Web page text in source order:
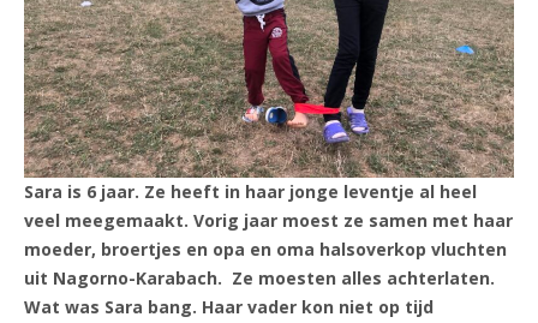
Sara is 6 jaar. Ze heeft in haar jonge leventje al heel
veel meegemaakt. Vorig jaar moest ze samen met haar
moeder, broertjes en opa en oma halsoverkop vluchten
uit Nagorno-Karabach. Ze moesten alles achterlaten.
Wat was Sara bang. Haar vader kon niet op tijd